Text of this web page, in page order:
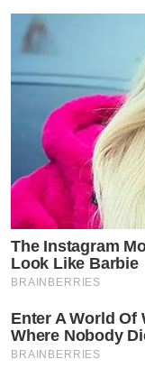
The Instagram
Look Like Barbie
BRAINBERRIES
Enter A World Of
Where Nobody
BRAINBERRIES